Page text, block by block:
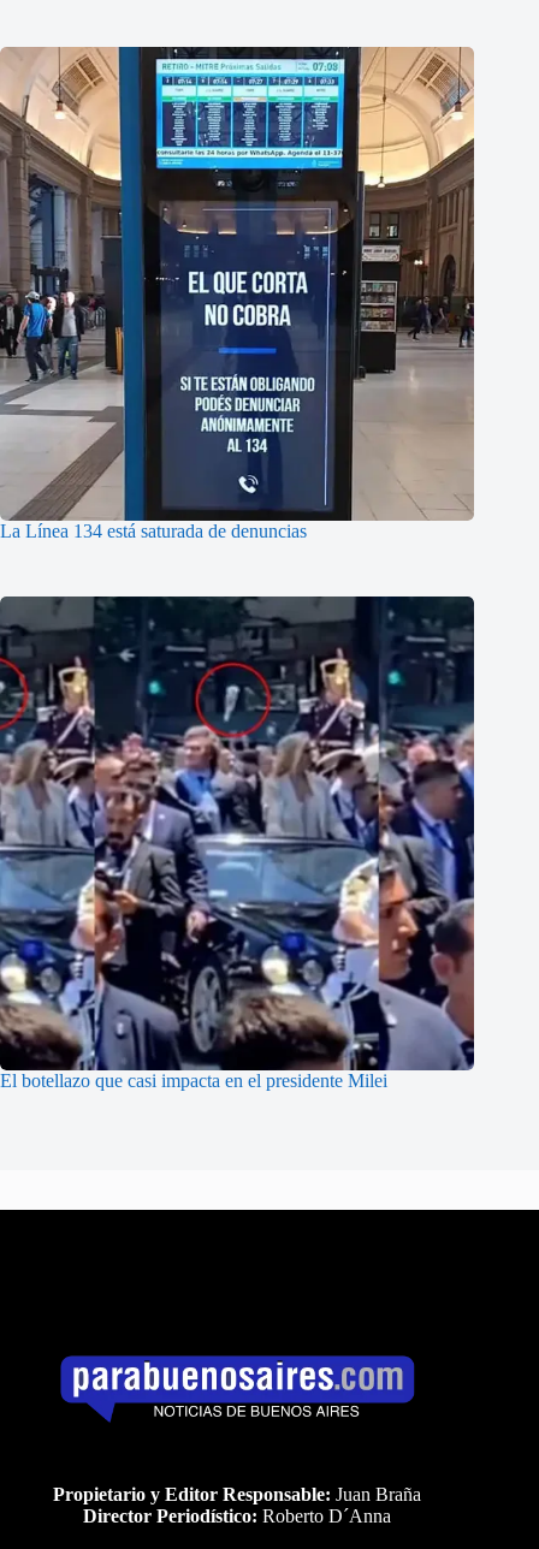
La Línea 134 está saturada de denuncias
El botellazo que casi impacta en el presidente Milei
Propietario y Editor Responsable: Juan Braña
Director Periodístico: Roberto D´Anna